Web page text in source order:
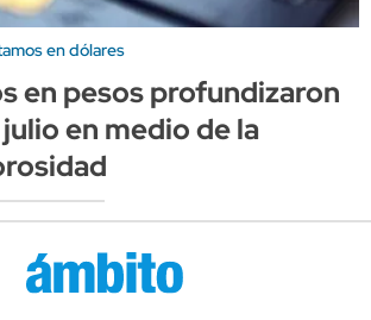
en dólares
en pesos profundizaron
en medio de la